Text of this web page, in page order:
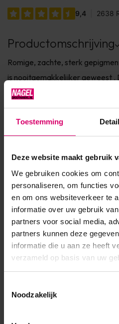
Toestemming
Deze website maakt gebruik
We gebruiken cookies om
personaliseren, om functies
en om ons websiteverkeer te
informatie over uw gebruik
partners voor social media,
partners kunnen deze
informatie die u aan ze heeft
verzameld op basis van uw
Noodzakelijk
Productomschrijving
Romige, zachte, sterk
is nooitgemakkelijker geweest
van de Art Gel bleven
een dunne laag, zonder
betere, nieuwere consistentie,
is. Het werk met dit product is
Toon meer